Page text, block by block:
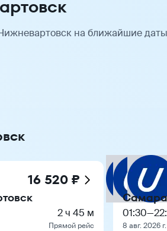
на ближайшие
16 520 ₽
2 ч 45 м
Прямой рейс
01:30—
8 авг. 2026 г.